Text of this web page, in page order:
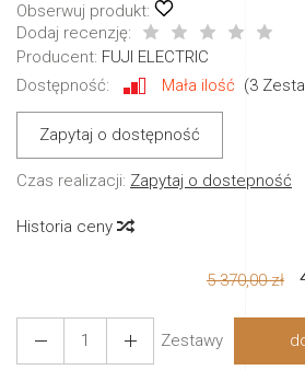
Obserwuj produkt:
Dodaj recenzję:
Producent: FUJI ELECTRIC
Dostępność:
Mała ilość (3
Zapytaj o dostępność
Czas realizacji: Zapytaj o dostepność
Historia ceny
5 370,00 zł
Zestawy